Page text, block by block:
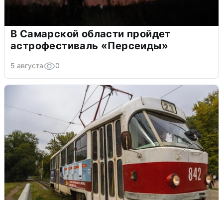
В Самарской области пройдет
астрофестиваль «Персеиды»
5 августа 0